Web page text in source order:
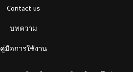
Contact us
บทความ
คู่มือการใช้งาน